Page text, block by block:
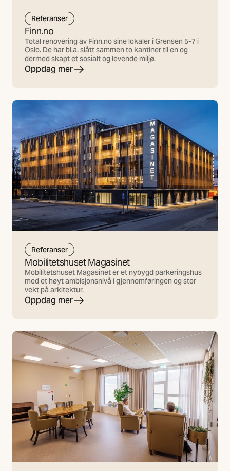
Referanser
Finn.no
Total renovering av Finn.no sine lokaler i Grensen 5-7 i
Oslo. De har bl.a. slått sammen to kantiner til en og
dermed skapt et sosialt og levende miljø.
Oppdag mer
Referanser
Mobilitetshuset Magasinet
Mobilitetshuset Magasinet er et nybygd parkeringshus
med et høyt ambisjonsnivå i gjennomføringen og stor
vekt på arkitektur.
Oppdag mer